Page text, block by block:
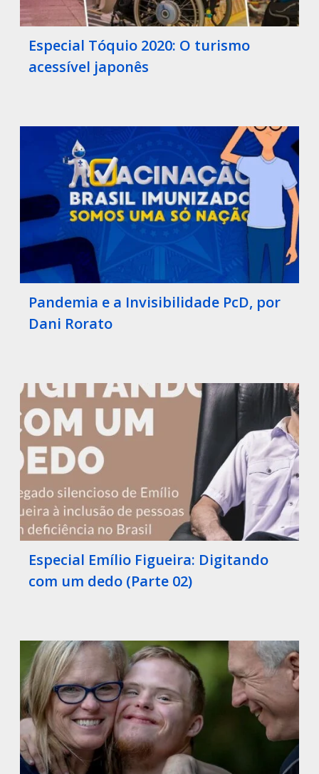
Especial Tóquio 2020: O turismo
acessível japonês
Pandemia e a Invisibilidade PcD, por
Dani Rorato
Especial Emílio Figueira: Digitando
com um dedo (Parte 02)